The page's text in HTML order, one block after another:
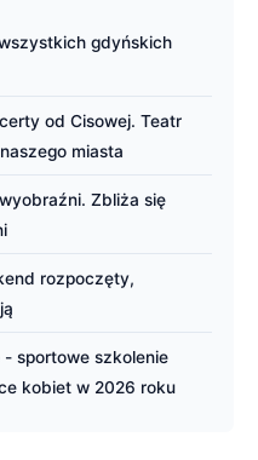
gdyńskich
od Cisowej. Teatr
miasta
Zbliża się
rozpoczęty,
sportowe szkolenie
kobiet w 2026 roku